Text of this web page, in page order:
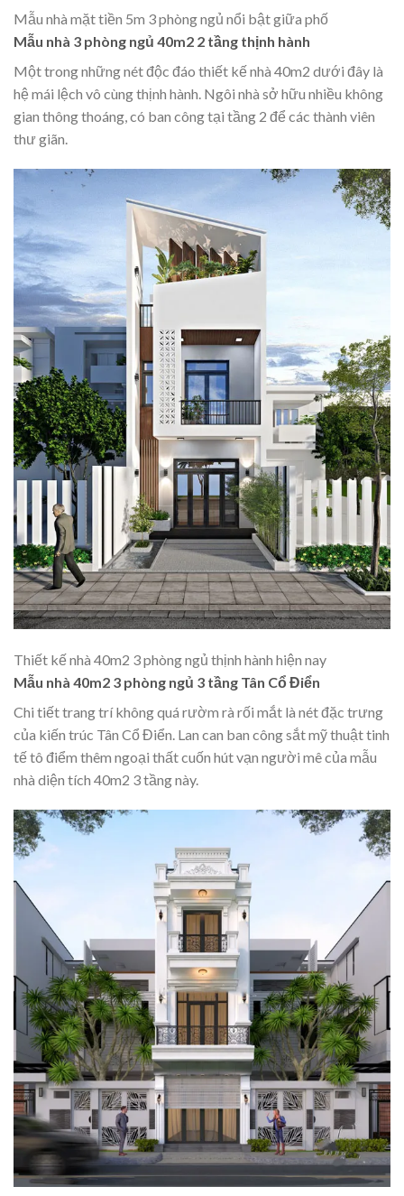
Mẫu nhà mặt tiền 5m 3 phòng ngủ nổi bật giữa phố
Mẫu nhà 3 phòng ngủ 40m2 2 tầng thịnh hành
Một trong những nét độc đáo thiết kế nhà 40m2 dưới đây là
hệ mái lệch vô cùng thịnh hành. Ngôi nhà sở hữu nhiều không
gian thông thoáng, có ban công tại tầng 2 để các thành viên
thư giãn.
Thiết kế nhà 40m2 3 phòng ngủ thịnh hành hiện nay
Mẫu nhà 40m2 3 phòng ngủ 3 tầng Tân Cổ Điển
Chi tiết trang trí không quá rườm rà rối mắt là nét đặc trưng
của kiến trúc Tân Cổ Điển. Lan can ban công sắt mỹ thuật tinh
tế tô điểm thêm ngoại thất cuốn hút vạn người mê của mẫu
nhà diện tích 40m2 3 tầng này.